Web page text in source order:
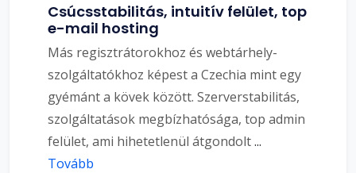
Csúcsstabilitás, intuitív felület, top
e-mail hosting
Más regisztrátorokhoz és webtárhely-
szolgáltatókhoz képest a Czechia mint egy
gyémánt a kövek között. Szerverstabilitás,
szolgáltatások megbízhatósága, top admin
felület, ami hihetetlenül átgondolt...
Tovább